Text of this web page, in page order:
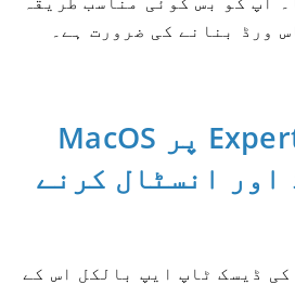
ورڈ بنانے کی ضرورت ہے۔
MacOS پر ExpertOption ایپ
اور انسٹال کرنے
ڈیسک ٹاپ ایپ بالکل اس کے